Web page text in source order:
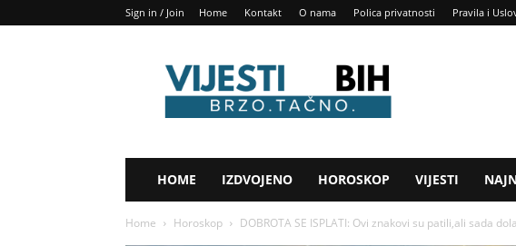
Sign in / Join Home Kontakt O nama Polica privatnosti Pravila i
BIH
HOME IZDVOJENO HOROSKOP VIJESTI
Home Horoskop DOBROTA SE ISPLATI: Ovi znakovi su patili,ali sada